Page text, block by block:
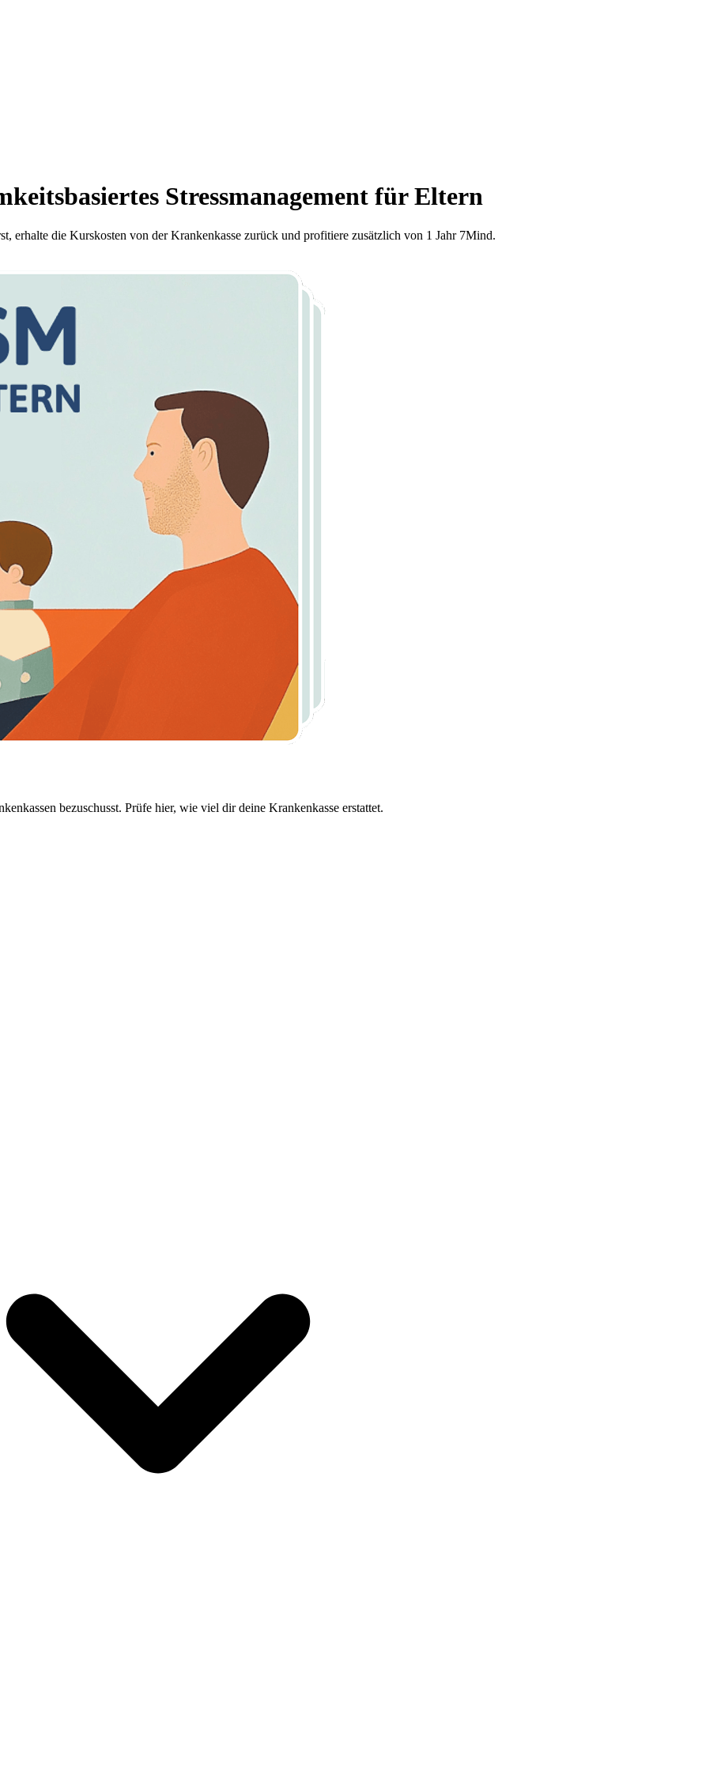
Stressmanagement für Eltern
erhalte die Kurskosten von der Krankenkasse zurück und profitiere zusätzlich von 1 Jahr 7Mind.
bezuschusst. Prüfe hier, wie viel dir deine Krankenkasse erstattet.